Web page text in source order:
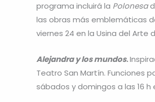
programa incluirá la Polonesa
las obras más emblemáticas
viernes 24 en la Usina del Arte
Alejandra y los mundos.
Teatro San Martín. Funciones
sábados y domingos a las 16 h